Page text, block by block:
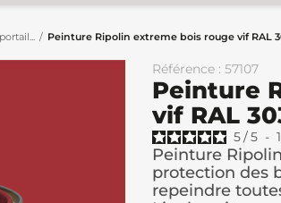
Peinture Ripolin extreme bois rouge vif RAL
Référence : 57107
Peinture
vif RAL
5/5 - 1
Peinture
protection des
repeindre